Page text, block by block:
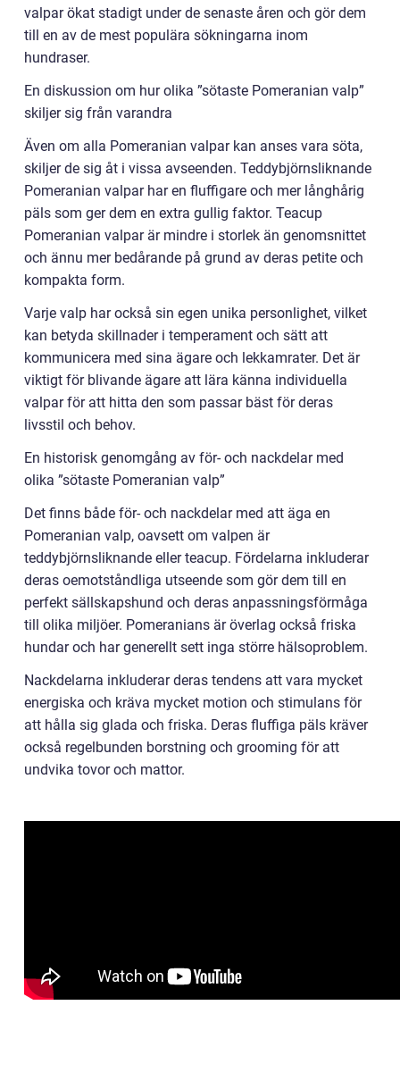
valpar ökat stadigt under de senaste åren och gör dem
till en av de mest populära sökningarna inom
hundraser.
En diskussion om hur olika ”sötaste Pomeranian valp”
skiljer sig från varandra
Även om alla Pomeranian valpar kan anses vara söta,
skiljer de sig åt i vissa avseenden. Teddybjörnsliknande
Pomeranian valpar har en fluffigare och mer långhårig
päls som ger dem en extra gullig faktor. Teacup
Pomeranian valpar är mindre i storlek än genomsnittet
och ännu mer bedårande på grund av deras petite och
kompakta form.
Varje valp har också sin egen unika personlighet, vilket
kan betyda skillnader i temperament och sätt att
kommunicera med sina ägare och lekkamrater. Det är
viktigt för blivande ägare att lära känna individuella
valpar för att hitta den som passar bäst för deras
livsstil och behov.
En historisk genomgång av för- och nackdelar med
olika ”sötaste Pomeranian valp”
Det finns både för- och nackdelar med att äga en
Pomeranian valp, oavsett om valpen är
teddybjörnsliknande eller teacup. Fördelarna inkluderar
deras oemotståndliga utseende som gör dem till en
perfekt sällskapshund och deras anpassningsförmåga
till olika miljöer. Pomeranians är överlag också friska
hundar och har generellt sett inga större hälsoproblem.
Nackdelarna inkluderar deras tendens att vara mycket
energiska och kräva mycket motion och stimulans för
att hålla sig glada och friska. Deras fluffiga päls kräver
också regelbunden borstning och grooming för att
undvika tovor och mattor.